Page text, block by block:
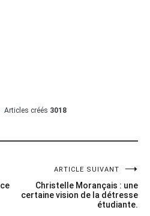
Articles créés 3018
ARTICLE SUIVANT
Christelle Morançais : une
certaine vision de la détresse
étudiante.